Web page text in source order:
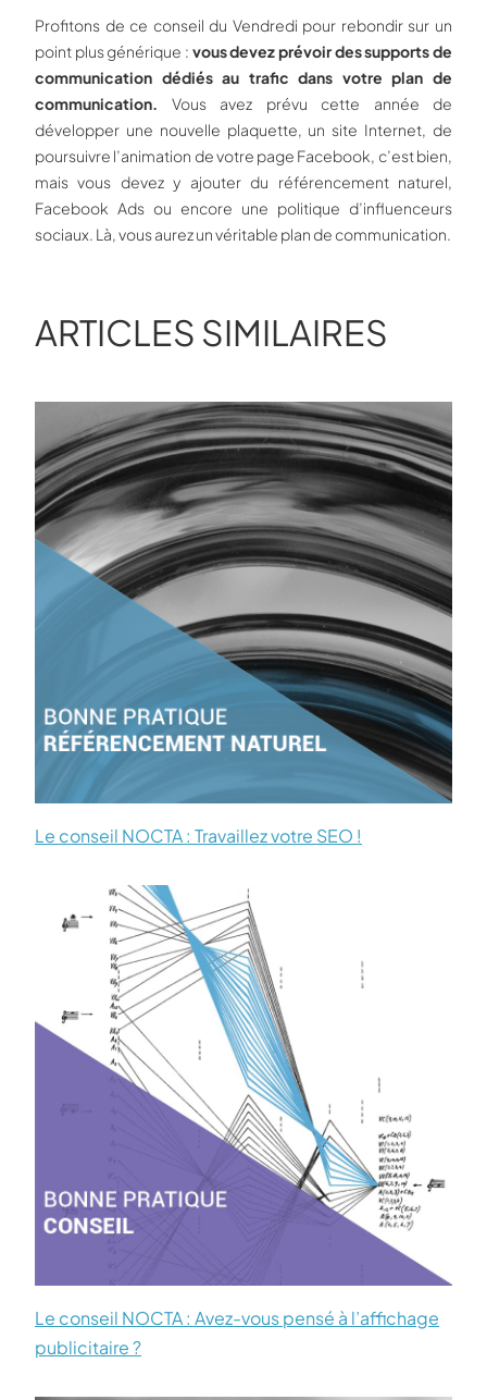
Profitons de ce conseil du Vendredi pour rebondir sur un
point plus générique : vous devez prévoir des supports de
communication dédiés au trafic dans votre plan de
communication. Vous avez prévu cette année de
développer une nouvelle plaquette, un site Internet, de
poursuivre l’animation de votre page Facebook, c’est bien,
mais vous devez y ajouter du référencement naturel,
Facebook Ads ou encore une politique d’influenceurs
sociaux. Là, vous aurez un véritable plan de communication.
ARTICLES SIMILAIRES
Le conseil NOCTA : Travaillez votre SEO !
Le conseil NOCTA : Avez-vous pensé à l’affichage
publicitaire ?